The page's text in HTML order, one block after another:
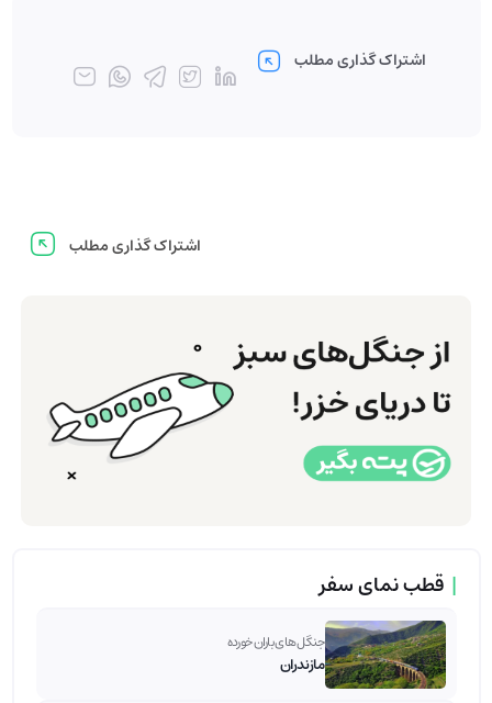
اشتراک گذاری مطلب
اشتراک گذاری مطلب
| قطب نمای سفر
جنگل های باران خورده
مازندران